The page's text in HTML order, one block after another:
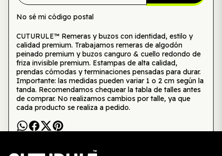
No sé mi código postal
CUTURULE™ Remeras y buzos con identidad, estilo y
calidad premium. Trabajamos remeras de algodón
peinado premium y buzos canguro & cuello redondo de
friza invisible premium. Estampas de alta calidad,
prendas cómodas y terminaciones pensadas para durar.
Importante: las medidas pueden variar 1 o 2 cm según la
tanda. Recomendamos chequear la tabla de talles antes
de comprar. No realizamos cambios por talle, ya que
cada producto se realiza a pedido.